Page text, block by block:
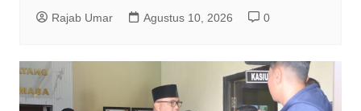
Rajab Umar Agustus 10, 2026 0